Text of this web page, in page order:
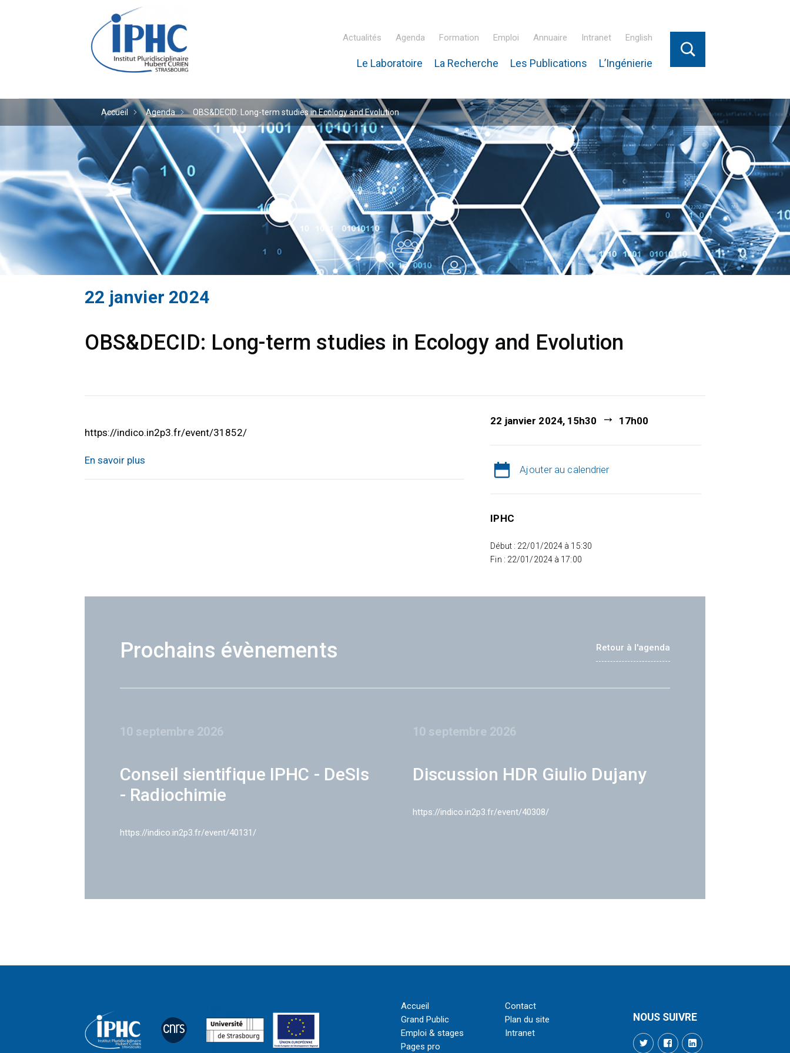
Institut pluridisciplinaire Hubert Curien – IPHC
Actualités Agenda Formation Emploi Annuaire Intranet English
Le Laboratoire La Recherche Les Publications L’Ingénierie
Accueil Agenda OBS&DECID: Long-term studies in Ecology and Evolution
22 janvier 2024
OBS&DECID: Long-term studies in Ecology and Evolution
https://indico.in2p3.fr/event/31852/
En savoir plus
22 janvier 2024, 15h30 17h00
Ajouter au calendrier
IPHC
Début : 22/01/2024 à 15:30
Fin : 22/01/2024 à 17:00
Prochains évènements Retour à l'agenda
10 septembre 2026
Conseil sientifique IPHC - DeSIs
- Radiochimie
https://indico.in2p3.fr/event/40131/
10 septembre 2026
Discussion HDR Giulio Dujany
https://indico.in2p3.fr/event/40308/
Accueil
Grand Public
Emploi & stages
Pages pro
Contact
Plan du site
Intranet
NOUS SUIVRE
TwitterFacebookLinkedIn